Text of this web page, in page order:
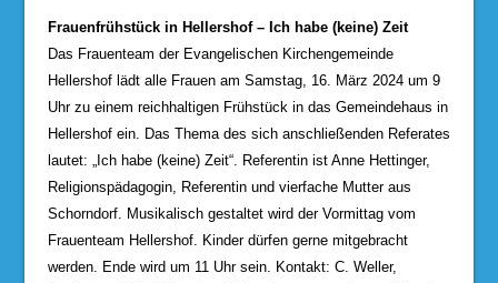
Frauenfrühstück in Hellershof – Ich habe (keine) Zeit
Das Frauenteam der Evangelischen Kirchengemeinde
Hellershof lädt alle Frauen am Samstag, 16. März 2024 um 9
Uhr zu einem reichhaltigen Frühstück in das Gemeindehaus in
Hellershof ein. Das Thema des sich anschließenden Referates
lautet: „Ich habe (keine) Zeit“. Referentin ist Anne Hettinger,
Religionspädagogin, Referentin und vierfache Mutter aus
Schorndorf. Musikalisch gestaltet wird der Vormittag vom
Frauenteam Hellershof. Kinder dürfen gerne mitgebracht
werden. Ende wird um 11 Uhr sein. Kontakt: C. Weller,